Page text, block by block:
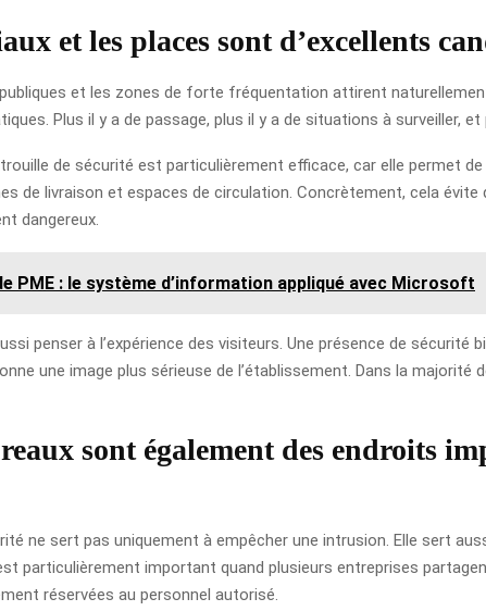
et les places sont d’excellents
et les zones de forte fréquentation attirent
Plus il y a de passage, plus il y a de situations à surveiller,
de sécurité est particulièrement efficace, car elle permet
de livraison et espaces de circulation. Concrètement, cela
dangereux.
PME : le système d’information appliqué avec Microsoft
penser à l’expérience des visiteurs. Une présence de sécurité
une image plus sérieuse de l’établissement. Dans la majorité
sont également des endroits
ne sert pas uniquement à empêcher une intrusion. Elle sert
particulièrement important quand plusieurs entreprises
réservées au personnel autorisé.